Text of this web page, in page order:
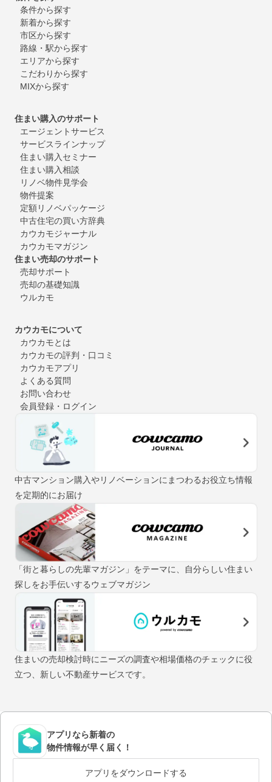
条件から探す
新着から探す
市区から探す
路線・駅から探す
エリアから探す
こだわりから探す
MIXから探す
住まい購入のサポート
エージェントサービス
サービスラインナップ
住まい購入セミナー
住まい購入相談
リノベ物件見学会
物件提案
定額リノベパッケージ
中古住宅の買い方辞典
カウカモジャーナル
カウカモマガジン
住まい売却のサポート
売却サポート
売却の基礎知識
ウルカモ
カウカモについて
カウカモとは
カウカモの評判・口コミ
カウカモアプリ
よくある質問
お問い合わせ
会員登録・ログイン
中古マンション購入やリノベーションにまつわるお役立ち情報
を定期的にお届け
「街と暮らしの先輩マガジン」をテーマに、自分らしい住まい
探しをお手伝いするウェブマガジン
住まいの売却検討時にニーズの調査や相場価格のチェックに役
立つ、新しい不動産サービスです。
アプリなら新着の
物件情報が早く届く！
アプリをダウンロードする